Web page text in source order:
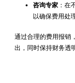
咨询专家：在
以确保费用处
通过合理的费用报销
出，同时保持财务透